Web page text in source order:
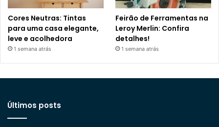
Cores Neutras: Tintas
para uma casa elegante,
leve e acolhedora
1 semana atrás
Feirão de Ferramentas na
Leroy Merlin: Confira
detalhes!
1 semana atrás
Últimos posts